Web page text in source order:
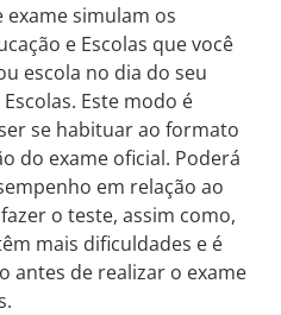
exame simulam os
e Escolas que você
escola no dia do seu
Este modo é
se habituar ao formato
do exame oficial. Poderá
em relação ao
o teste, assim como,
mais dificuldades e é
antes de realizar o exame